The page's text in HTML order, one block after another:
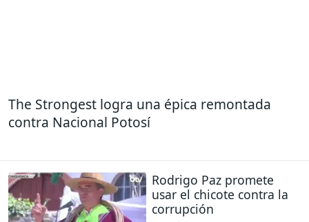
The Strongest logra una épica remontada
contra Nacional Potosí
Rodrigo Paz promete
usar el chicote contra la
corrupción